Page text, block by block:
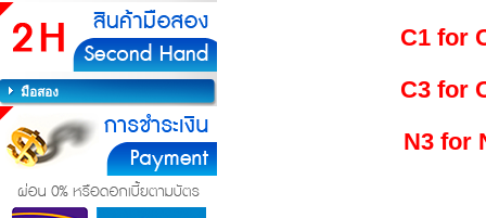
มือสอง
C1 for
C3 for
N3 for